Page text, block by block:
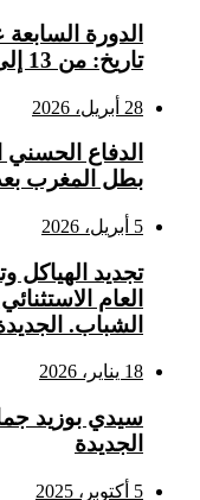
الدورة
تاريخ: من 13 إلى 18 أكتوبر 2026
28 أبريل، 2026
الدفاع الحسني
بطل المغرب
5 أبريل، 2026
تجديد
العام
الشباب.
18 يناير، 2026
سيدي بوزيد
الجديدة
5 أكتوبر، 2025